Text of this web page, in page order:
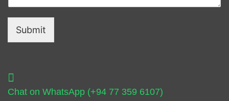
Submit
Chat on WhatsApp (+94 77 359 6107)